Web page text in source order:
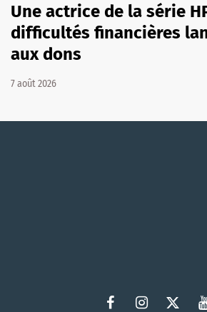
Une actrice de la série
difficultés financières
aux dons
7 août 2026